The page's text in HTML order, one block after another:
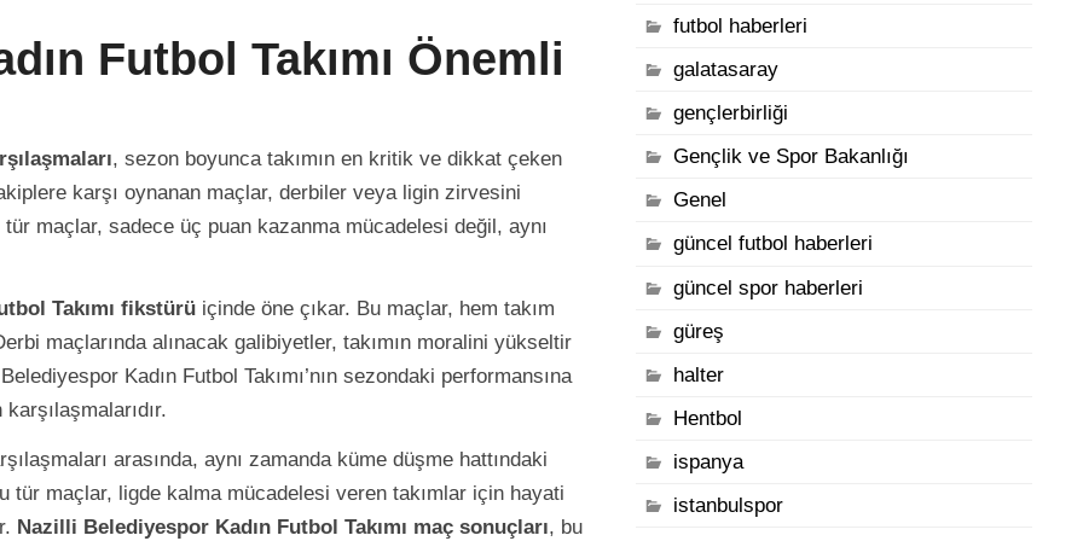
Futbol Takımı Önemli
, sezon boyunca takımın en kritik ve dikkat çeken
karşı oynanan maçlar, derbiler veya ligin zirvesini
maçlar, sadece üç puan kazanma mücadelesi değil, aynı
Takımı fikstürü içinde öne çıkar. Bu maçlar, hem takım
maçlarında alınacak galibiyetler, takımın moralini yükseltir
Kadın Futbol Takımı’nın sezondaki performansına
arasında, aynı zamanda küme düşme hattındaki
tür maçlar, ligde kalma mücadelesi veren takımlar için hayati
Nazilli Belediyespor Kadın Futbol Takımı maç sonuçları, bu
futbol haberleri
galatasaray
gençlerbirliği
Gençlik ve Spor Bakanlığı
Genel
güncel futbol haberleri
güncel spor haberleri
güreş
halter
Hentbol
ispanya
istanbulspor